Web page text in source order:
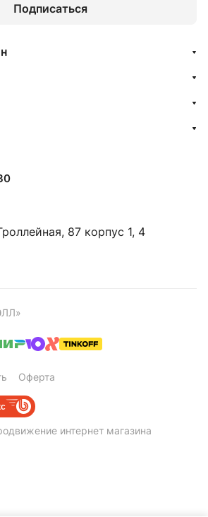
Подписаться
87 корпус 1, 4
Оферта
интернет магазина